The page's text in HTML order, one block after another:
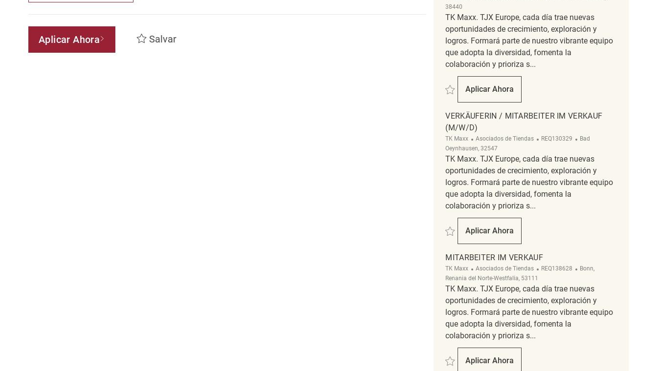
Aplicar Ahora Salvar
38440
TK Maxx. TJX Europe, cada día trae nuevas
oportunidades de crecimiento, exploración y
logros. Formará parte de nuestro vibrante equipo
que adopta la diversidad, fomenta la
colaboración y prioriza s...
Salvar Verkäuferin / Mitarbeiter im Verkauf (m/w/d) REQ122444
Aplicar Ahora
Verkäuferin / Mitarbeiter Im Verkauf (m/w/d)
VERKÄUFERIN / MITARBEITER IM VERKAUF
(M/W/D)
TK Maxx Categoría
Asociados de Tiendas ReqId
REQ130329 Ubicación
Bad
Oeynhausen, 32547
TK Maxx. TJX Europe, cada día trae nuevas
oportunidades de crecimiento, exploración y
logros. Formará parte de nuestro vibrante equipo
que adopta la diversidad, fomenta la
colaboración y prioriza s...
Salvar Verkäuferin / Mitarbeiter im Verkauf (m/w/d) REQ130329
Aplicar Ahora
Verkäuferin / Mitarbeiter Im Verkauf (m/w/d)
MITARBEITER IM VERKAUF
TK Maxx Categoría
Asociados de Tiendas ReqId
REQ138628 Ubicación
Bonn,
Renania del Norte-Westfalia, 53111
TK Maxx. TJX Europe, cada día trae nuevas
oportunidades de crecimiento, exploración y
logros. Formará parte de nuestro vibrante equipo
que adopta la diversidad, fomenta la
colaboración y prioriza s...
Salvar Mitarbeiter im Verkauf REQ138628
Aplicar Ahora
Mitarbeiter Im Verkauf